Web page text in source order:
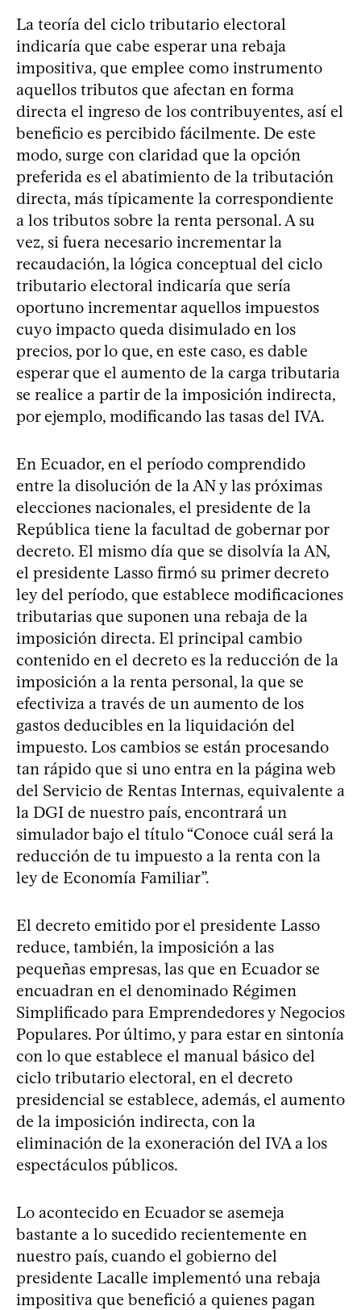
La teoría del ciclo tributario electoral
indicaría que cabe esperar una rebaja
impositiva, que emplee como instrumento
aquellos tributos que afectan en forma
directa el ingreso de los contribuyentes, así el
beneficio es percibido fácilmente. De este
modo, surge con claridad que la opción
preferida es el abatimiento de la tributación
directa, más típicamente la correspondiente
a los tributos sobre la renta personal. A su
vez, si fuera necesario incrementar la
recaudación, la lógica conceptual del ciclo
tributario electoral indicaría que sería
oportuno incrementar aquellos impuestos
cuyo impacto queda disimulado en los
precios, por lo que, en este caso, es dable
esperar que el aumento de la carga tributaria
se realice a partir de la imposición indirecta,
por ejemplo, modificando las tasas del IVA.
En Ecuador, en el período comprendido
entre la disolución de la AN y las próximas
elecciones nacionales, el presidente de la
República tiene la facultad de gobernar por
decreto. El mismo día que se disolvía la AN,
el presidente Lasso firmó su primer decreto
ley del período, que establece modificaciones
tributarias que suponen una rebaja de la
imposición directa. El principal cambio
contenido en el decreto es la reducción de la
imposición a la renta personal, la que se
efectiviza a través de un aumento de los
gastos deducibles en la liquidación del
impuesto. Los cambios se están procesando
tan rápido que si uno entra en la página web
del Servicio de Rentas Internas, equivalente a
la DGI de nuestro país, encontrará un
simulador bajo el título “Conoce cuál será la
reducción de tu impuesto a la renta con la
ley de Economía Familiar”.
El decreto emitido por el presidente Lasso
reduce, también, la imposición a las
pequeñas empresas, las que en Ecuador se
encuadran en el denominado Régimen
Simplificado para Emprendedores y Negocios
Populares. Por último, y para estar en sintonía
con lo que establece el manual básico del
ciclo tributario electoral, en el decreto
presidencial se establece, además, el aumento
de la imposición indirecta, con la
eliminación de la exoneración del IVA a los
espectáculos públicos.
Lo acontecido en Ecuador se asemeja
bastante a lo sucedido recientemente en
nuestro país, cuando el gobierno del
presidente Lacalle implementó una rebaja
impositiva que benefició a quienes pagan